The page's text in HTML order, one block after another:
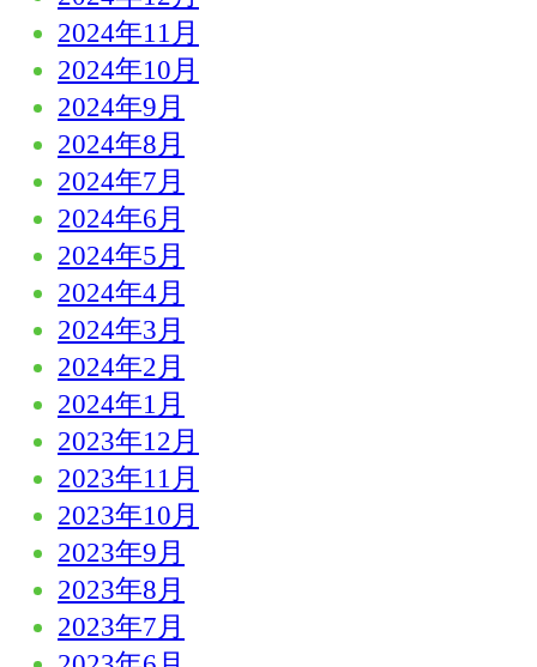
2024年11月
2024年10月
2024年9月
2024年8月
2024年7月
2024年6月
2024年5月
2024年4月
2024年3月
2024年2月
2024年1月
2023年12月
2023年11月
2023年10月
2023年9月
2023年8月
2023年7月